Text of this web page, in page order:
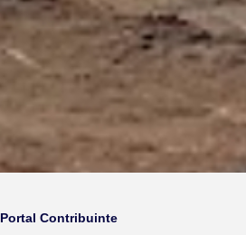
Portal Contribuinte